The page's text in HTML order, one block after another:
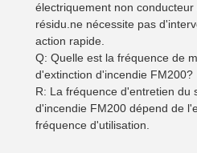
électriquement non
résidu.ne nécessite pas
action rapide.
Q: Quelle est la fréquence de
d'extinction d'incendie FM200?
R: La fréquence d'entretien du
d'incendie FM200 dépend de
fréquence d'utilisation.